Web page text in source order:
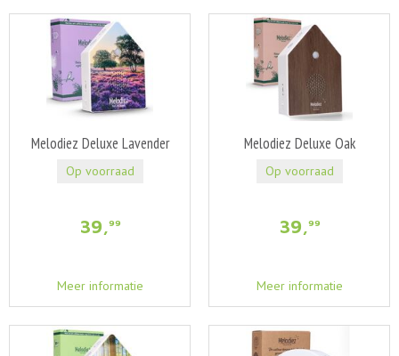
Melodiez Deluxe Lavender
39,99
Meer informatie
Op voorraad
Melodiez Deluxe Oak
39,99
Meer informatie
Op voorraad